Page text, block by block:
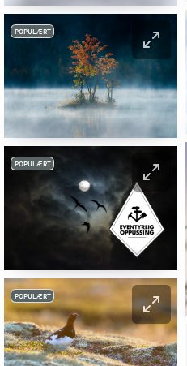
POPULÆRT
POPULÆRT
POPULÆRT